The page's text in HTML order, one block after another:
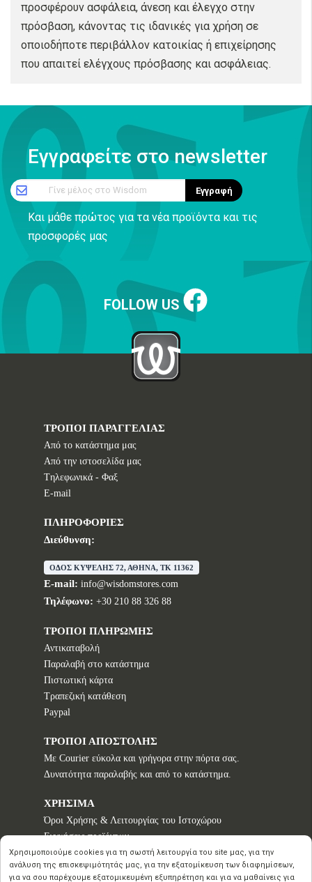
προσφέρουν ασφάλεια, άνεση και έλεγχο στην
πρόσβαση, κάνοντας τις ιδανικές για χρήση σε
οποιοδήποτε περιβάλλον κατοικίας ή επιχείρησης
που απαιτεί ελέγχους πρόσβασης και ασφάλειας.
Εγγραφείτε στο newsletter
Γίνε μέλος στο Wisdom Εγγραφή
Και μάθε πρώτος για τα νέα προϊόντα και τις
προσφορές μας
FOLLOW US
ΤΡΟΠΟΙ ΠΑΡΑΓΓΕΛΙΑΣ
Από το κατάστημα μας
Από την ιστοσελίδα μας
Tηλεφωνικά - Φαξ
E-mail
ΠΛΗΡΟΦΟΡΙΕΣ
Διεύθυνση:
ΟΔΟΣ ΚΥΨΕΛΗΣ 72, ΑΘΗΝΑ, TK 11362
E-mail: info@wisdomstores.com
Τηλέφωνο: +30 210 88 326 88
ΤΡΟΠΟΙ ΠΛΗΡΩΜΗΣ
Αντικαταβολή
Παραλαβή στο κατάστημα
Πιστωτική κάρτα
Τραπεζική κατάθεση
Paypal
ΤΡΟΠΟΙ ΑΠΟΣΤΟΛΗΣ
Με Courier εύκολα και γρήγορα στην πόρτα σας.
Δυνατότητα παραλαβής και από το κατάστημα.
ΧΡΗΣΙΜΑ
Όροι Χρήσης & Λειτουργίας του Ιστοχώρου
Εγγυήσεις προϊόντων
Τρόποι παραγγελίας
Πολιτική επιστροφών - Δικαίωμα Υπαναχώρησης
Χρησιμοποιούμε cookies για τη σωστή λειτουργία του site μας, για την
ανάλυση της επισκεψιμότητάς μας, για την εξατομίκευση των διαφημίσεων,
για να σου παρέχουμε εξατομικευμένη εξυπηρέτηση και για να μαθαίνεις για